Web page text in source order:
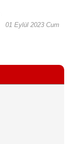
01 Eylül 2023 Cum